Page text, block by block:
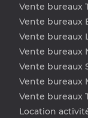
Vente bureaux
Vente bureaux
Vente bureaux
Vente bureaux
Vente bureaux
Vente bureaux
Vente bureaux
Location